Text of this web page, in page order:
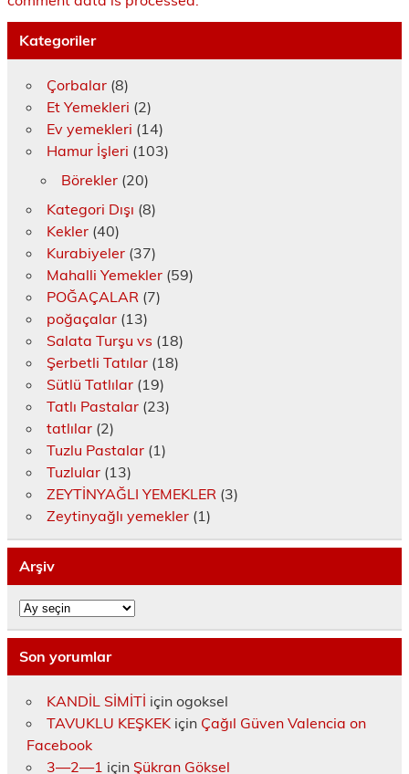
e
n
e
r
e
d
e
a
ç
l
r
)
l
Kategoriler
Çorbalar(8)
Et Yemekleri (2)
Ev yemekleri (14)
Hamur İşleri (103)
Börekler(20)
Kategori Dışı (8)
Kekler(40)
Kurabiyeler(37)
Mahalli Yemekler(59)
POĞAÇALAR (7)
poğaçalar(13)
Salata Turşu vs (18)
Şerbetli Tatılar(18)
Sütlü Tatlılar(19)
Tatlı Pastalar(23)
tatlılar(2)
Tuzlu Pastalar(1)
Tuzlular(13)
ZEYTİNYAĞLI YEMEKLER (3)
Zeytinyağlı yemekler(1)
Arşiv
Arşiv
Son yorumlar
KANDİL SİMİTİ için ogoksel
TAVUKLU KEŞKEKiçin Çağıl Güven Valencia on
Facebook
3—2—1 için Şükran Göksel